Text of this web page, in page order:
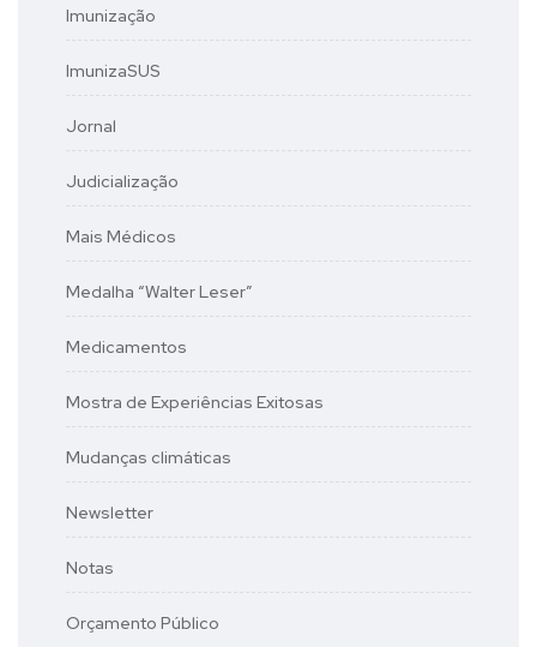
Imunização
ImunizaSUS
Jornal
Judicialização
Mais Médicos
Medalha “Walter Leser”
Medicamentos
Mostra de Experiências Exitosas
Mudanças climáticas
Newsletter
Notas
Orçamento Público